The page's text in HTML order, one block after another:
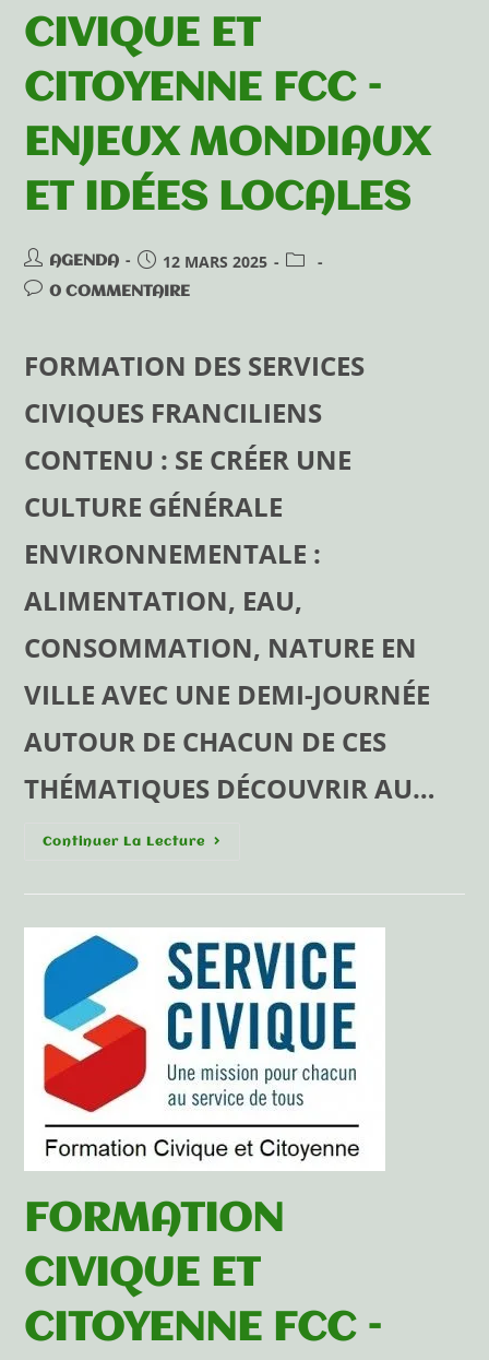
CIVIQUE ET
CITOYENNE FCC –
ENJEUX MONDIAUX
ET IDÉES LOCALES
AGENDA 12 MARS 2025
0 COMMENTAIRE
FORMATION DES SERVICES
CIVIQUES FRANCILIENS
CONTENU : SE CRÉER UNE
CULTURE GÉNÉRALE
ENVIRONNEMENTALE :
ALIMENTATION, EAU,
CONSOMMATION, NATURE EN
VILLE AVEC UNE DEMI-JOURNÉE
AUTOUR DE CHACUN DE CES
THÉMATIQUES DÉCOUVRIR AU…
Continuer La Lecture
FORMATION
CIVIQUE ET
CITOYENNE FCC –